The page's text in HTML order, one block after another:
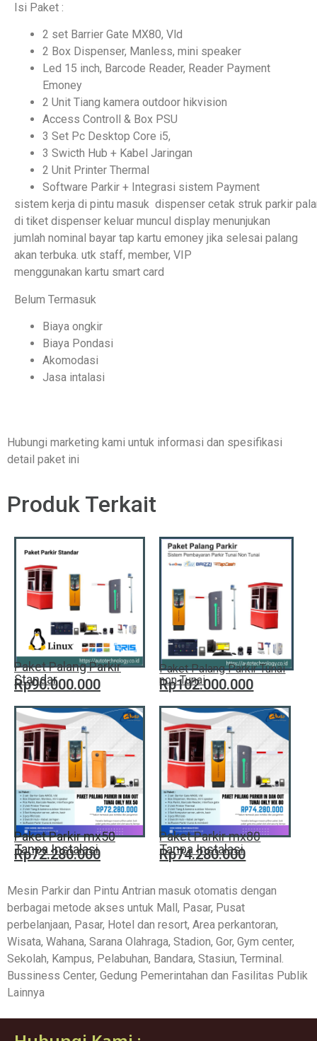
Isi Paket :
2 set Barrier Gate MX80, Vld
2 Box Dispenser, Manless, mini speaker
Led 15 inch, Barcode Reader, Reader Payment
Emoney
2 Unit Tiang kamera outdoor hikvision
Access Controll & Box PSU
3 Set Pc Desktop Core i5,
3 Swicth Hub + Kabel Jaringan
2 Unit Printer Thermal
Software Parkir + Integrasi sistem Payment
sistem kerja di pintu masuk dispenser cetak struk parkir
di tiket dispenser keluar muncul display menunjukan
jumlah nominal bayar tap kartu emoney jika selesai palang
akan terbuka. utk staff, member, VIP
menggunakan kartu smart card
Belum Termasuk
Biaya ongkir
Biaya Pondasi
Akomodasi
Jasa intalasi
Hubungi marketing kami untuk informasi dan spesifikasi
detail paket ini
Produk Terkait
Paket Palang Parkir
Standar
Rp90.000.000
Paket Palang Parkir Tunai
non Tunai
Rp102.000.000
Paket Parkir mx50
Tanpa Instalasi
Rp72.280.000
Paket Parkir mx80
Tanpa Instalasi
Rp74.280.000
Mesin Parkir dan Pintu Antrian masuk otomatis dengan
berbagai metode akses untuk Mall, Pasar, Pusat
perbelanjaan, Pasar, Hotel dan resort, Area perkantoran,
Wisata, Wahana, Sarana Olahraga, Stadion, Gor, Gym center,
Sekolah, Kampus, Pelabuhan, Bandara, Stasiun, Terminal.
Bussiness Center, Gedung Pemerintahan dan Fasilitas Publik
Lainnya